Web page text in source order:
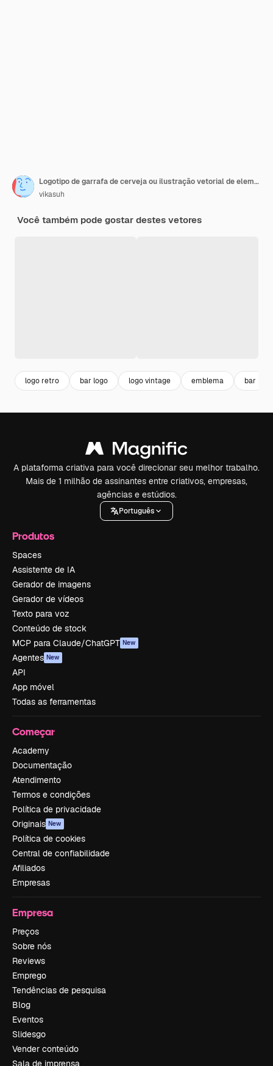
Logotipo de garrafa de cerveja ou ilustração vetorial de elemento de design de crachá
vikasuh
Você também pode gostar destes vetores
logo retro bar logo logo vintage emblema bar
A plataforma criativa para você direcionar seu melhor trabalho.
Mais de 1 milhão de assinantes entre criativos, empresas,
agências e estúdios.
Português
Produtos
Spaces
Assistente de IA
Gerador de imagens
Gerador de vídeos
Texto para voz
Conteúdo de stock
MCP para Claude/ChatGPT New
Agentes New
API
App móvel
Todas as ferramentas
Começar
Academy
Documentação
Atendimento
Termos e condições
Política de privacidade
Originais New
Política de cookies
Central de confiabilidade
Afiliados
Empresas
Empresa
Preços
Sobre nós
Reviews
Emprego
Tendências de pesquisa
Blog
Eventos
Slidesgo
Vender conteúdo
Sala de imprensa